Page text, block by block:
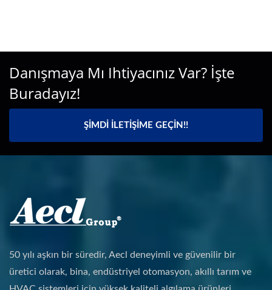
Danışmaya Mı Ihtiyacınız Var? İşte
Buradayız!
ŞIMDI İLETIŞIME GEÇIN!!
50 yılı aşkın bir süredir, Aecl deneyimli ve güvenilir bir
üretici olarak, bina, endüstriyel otomasyon, akıllı tarım ve